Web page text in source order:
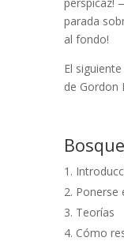
parada
al fondo!
El
de Gordon
Ponerse
Teorías
Cómo